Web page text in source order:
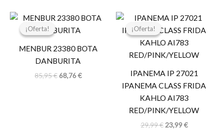
¡Oferta!
¡Oferta!
MENBUR 23380 BOTA
DANBURITA
85,95€
El
original
85,95 €.
68,76€
El
68,76 €.
¡Oferta!
¡Oferta!
IPANEMA IP 27021
IPANEMA CLASS FRIDA
KAHLO AI783
RED/PINK/YELLOW
29,99€
El
original
era:
29,99 €.
23,99€
El
actual
es:
23,99 €.